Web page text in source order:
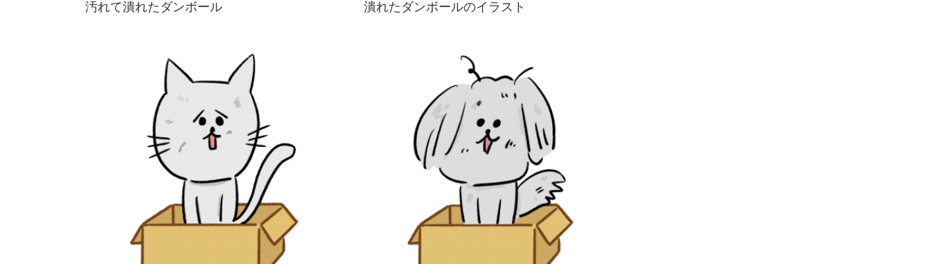
汚れて潰れたダンボール 潰れたダンボールのイラスト